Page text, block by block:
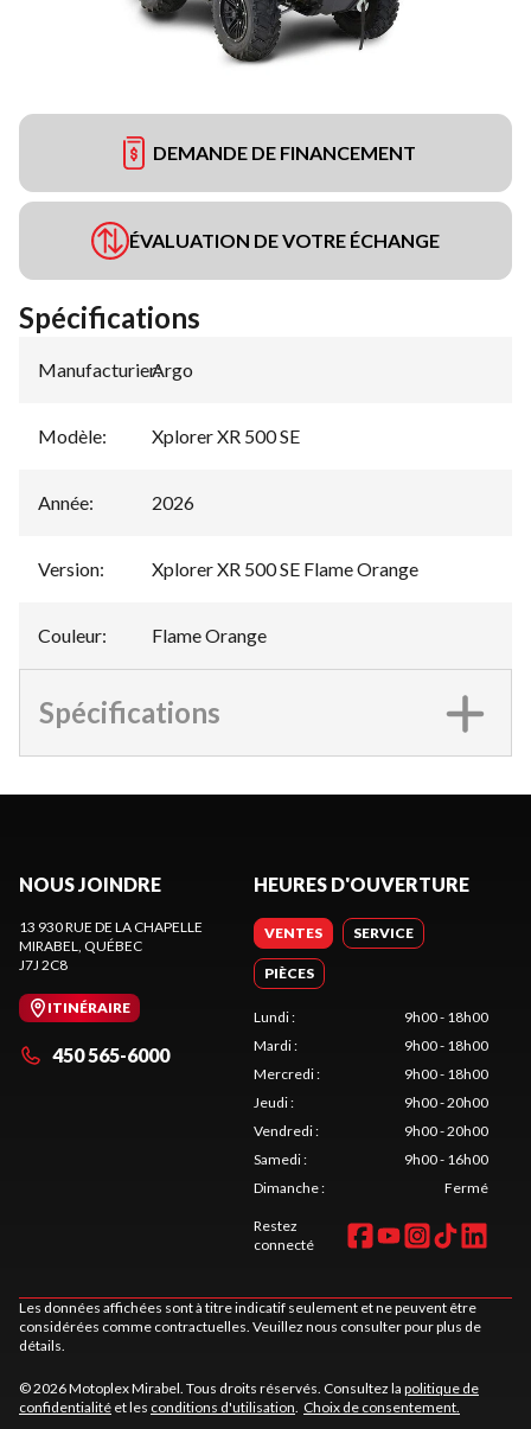
DEMANDE DE FINANCEMENT
ÉVALUATION DE VOTRE ÉCHANGE
Spécifications
Manufacturier:
Argo
Modèle: Xplorer XR 500 SE
Année: 2026
Version: Xplorer XR 500 SE Flame Orange
Couleur: Flame Orange
Spécifications
NOUS JOINDRE
13 930 RUE DE LA CHAPELLE
MIRABEL, QUÉBEC
J7J 2C8
ITINÉRAIRE
450 565-6000
HEURES D'OUVERTURE
VENTES SERVICE
PIÈCES
Lundi:
9h00 - 18h00
Mardi:
9h00 - 18h00
Mercredi:
9h00 - 18h00
Jeudi:
9h00 - 20h00
Vendredi:
9h00 - 20h00
Samedi:
9h00 - 16h00
Dimanche: Fermé
Restez
connecté
Les données affichées sont à titre indicatif seulement et ne peuvent être
considérées comme contractuelles. Veuillez nous consulter pour plus de
détails.
© 2026 Motoplex Mirabel. Tous droits réservés. Consultez la politique de
confidentialité et les conditions d'utilisation. Choix de consentement.